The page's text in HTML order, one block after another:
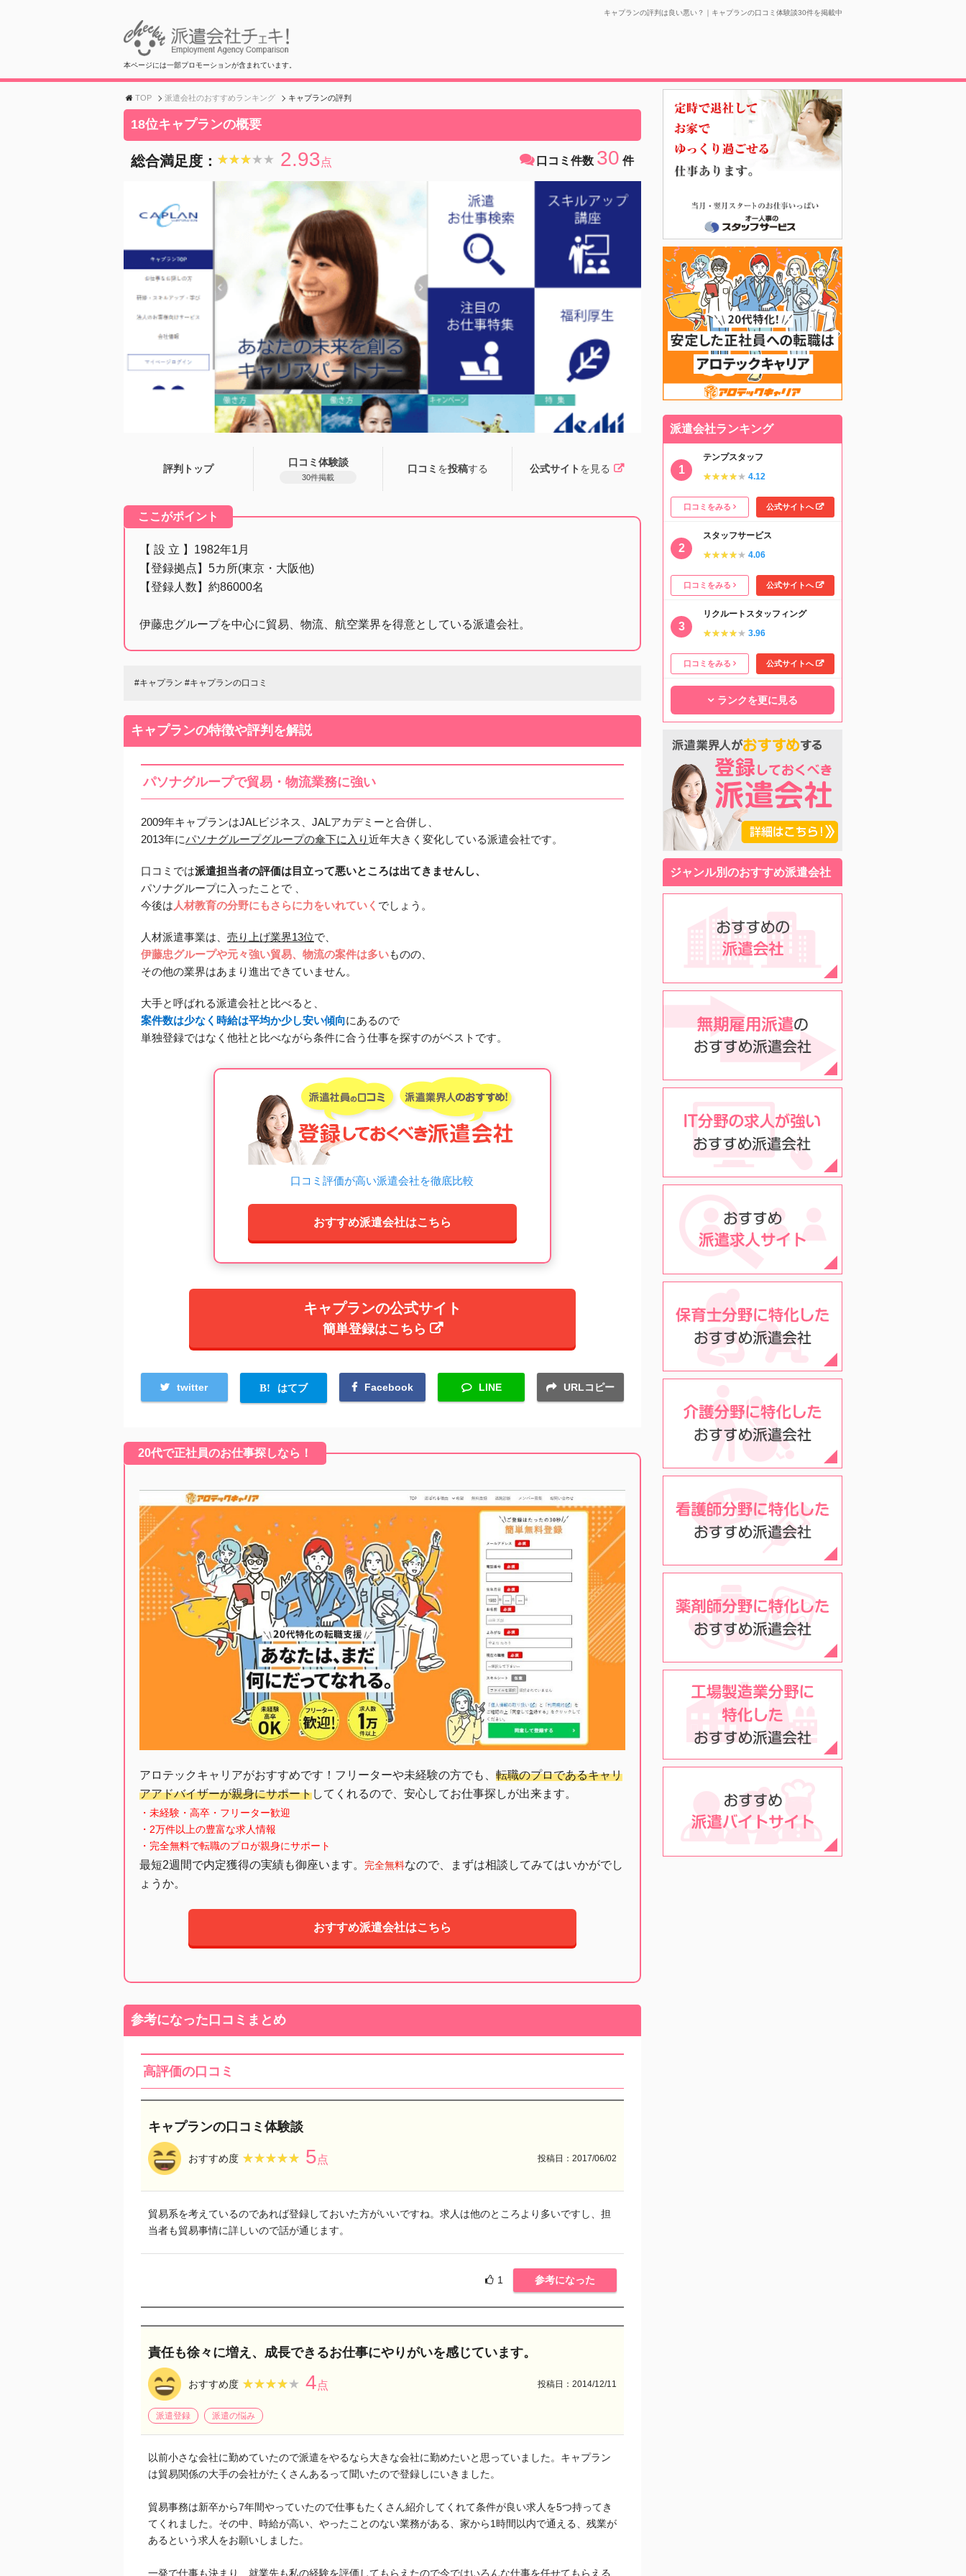
キャプランの評判は良い悪い？｜キャプランの口コミ体験談30件を掲載中
本ページには一部プロモーションが含まれています。
TOP 派遣会社のおすすめランキング キャプランの評判
18位キャプランの概要
総合満足度： ★★★★★
★★★★★ 2.93点 口コミ件数 30 件
評判トップ
口コミ体験談
30件掲載
口コミ を投稿する 公式サイト を見る
ここがポイント
【 設 立 】1982年1月
【登録拠点】5カ所(東京・大阪他)
【登録人数】約86000名
伊藤忠グループを中心に貿易、物流、航空業界を得意としている派遣会社。
#キャプラン #キャプランの口コミ
キャプランの特徴や評判を解説
パソナグループで貿易・物流業務に強い
2009年キャプランはJALビジネス、JALアカデミーと合併し、
2013年にパソナグループグループの傘下に入り近年大きく変化している派遣会社です。
口コミでは派遣担当者の評価は目立って悪いところは出てきませんし、
パソナグループに入ったことで 、
今後は 人材教育の分野にもさらに力をいれていく でしょう。
人材派遣事業は、 売り上げ業界13位で、
伊藤忠グループや元々強い貿易、物流の案件は多いものの、
その他の業界はあまり進出できていません。
大手と呼ばれる派遣会社と比べると、
案件数は少なく時給は平均か少し安い傾向にあるので
単独登録ではなく他社と比べながら条件に合う仕事を探すのがベストです。
口コミ評価が高い派遣会社を徹底比較
おすすめ派遣会社はこちら
キャプランの公式サイト
簡単登録はこちら
twitter はてブ Facebook LINE URLコピー
20代で正社員のお仕事探しなら！
アロテックキャリアがおすすめです！フリーターや未経験の方でも、 転職のプロであるキャリ
アアドバイザーが親身にサポートしてくれるので、安心してお仕事探しが出来ます。
・未経験・高卒・フリーター歓迎
・2万件以上の豊富な求人情報
・完全無料で転職のプロが親身にサポート
最短2週間で内定獲得の実績も御座います。 完全無料なので、まずは相談してみてはいかがでし
ょうか。
おすすめ派遣会社はこちら
参考になった口コミまとめ
高評価の口コミ
キャプランの口コミ体験談
おすすめ度 ★★★★★
★★★★★ 5点 投稿日：2017/06/02
貿易系を考えているのであれば登録しておいた方がいいですね。求人は他のところより多いですし、担
当者も貿易事情に詳しいので話が通じます。
1 参考になった
責任も徐々に増え、成長できるお仕事にやりがいを感じています。
おすすめ度 ★★★★★
★★★★★ 4点 投稿日：2014/12/11
派遣登録 派遣の悩み
以前小さな会社に勤めていたので派遣をやるなら大きな会社に勤めたいと思っていました。キャプラン
は貿易関係の大手の会社がたくさんあるって聞いたので登録しにいきました。
貿易事務は新卒から7年間やっていたので仕事もたくさん紹介してくれて条件が良い求人を5つ持ってき
てくれました。その中、時給が高い、やったことのない業務がある、家から1時間以内で通える、残業が
あるという求人をお願いしました。
一発で仕事も決まり、就業先も私の経験を評価してもらえたので今ではいろんな仕事を任せてもらえる
派遣会社ランキング
テンプスタッフ
★★★★★
★★★★★ 4.12
口コミをみる 公式サイトへ
スタッフサービス
★★★★★
★★★★★ 4.06
口コミをみる 公式サイトへ
リクルートスタッフィング
★★★★★
★★★★★ 3.96
口コミをみる 公式サイトへ
ランクを更に見る
ジャンル別のおすすめ派遣会社